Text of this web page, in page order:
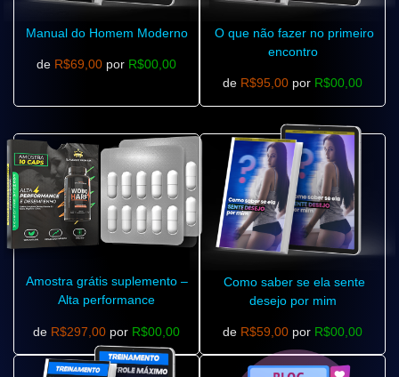
Manual do Homem Moderno
de R$69,00 por R$00,00
O que não fazer no primeiro
encontro
de R$95,00 por R$00,00
Amostra grátis suplemento –
Alta performance
de R$297,00 por R$00,00
Como saber se ela sente
desejo por mim
de R$59,00 por R$00,00